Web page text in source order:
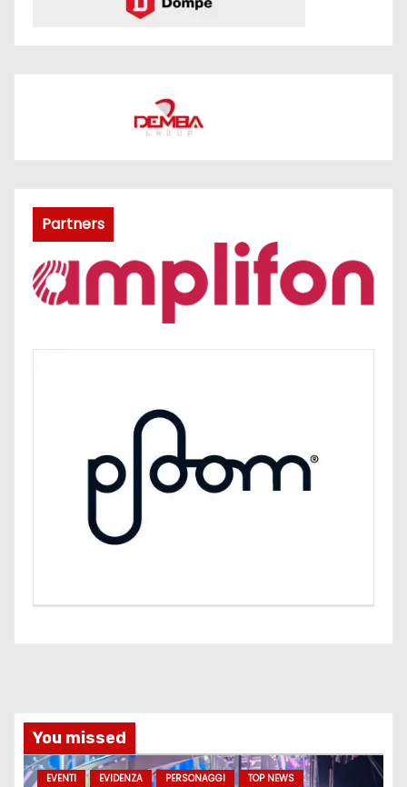
Partners
You missed
EVENTI EVIDENZA PERSONAGGI TOP NEWS